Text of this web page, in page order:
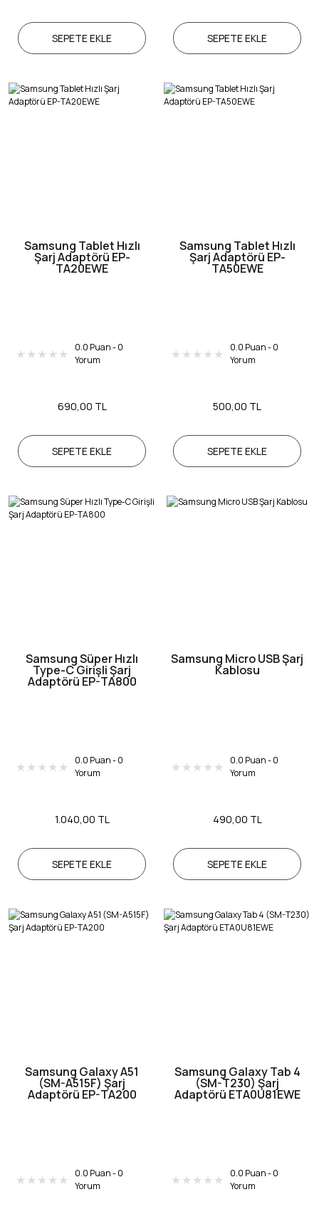
SEPETE EKLE SEPETE EKLE
Samsung Tablet Hızlı
Şarj Adaptörü EP-
TA20EWE
0.0 Puan - 0
Yorum
690,00 TL
SEPETE EKLE
Samsung Tablet Hızlı
Şarj Adaptörü EP-
TA50EWE
0.0 Puan - 0
Yorum
500,00 TL
SEPETE EKLE
Samsung Süper Hızlı
Type-C Girişli Şarj
Adaptörü EP-TA800
0.0 Puan - 0
Yorum
1.040,00 TL
SEPETE EKLE
Samsung Micro USB Şarj
Kablosu
0.0 Puan - 0
Yorum
490,00 TL
SEPETE EKLE
Samsung Galaxy A51
(SM-A515F) Şarj
Adaptörü EP-TA200
0.0 Puan - 0
Yorum
Samsung Galaxy Tab 4
(SM-T230) Şarj
Adaptörü ETA0U81EWE
0.0 Puan - 0
Yorum